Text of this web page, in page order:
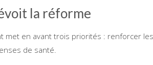
la réforme
met en avant trois priorités : renforcer
de santé.